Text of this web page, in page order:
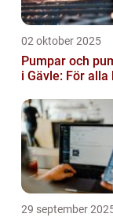
02 oktober 2025
Pumpar och
i Gävle: För alla
29 september